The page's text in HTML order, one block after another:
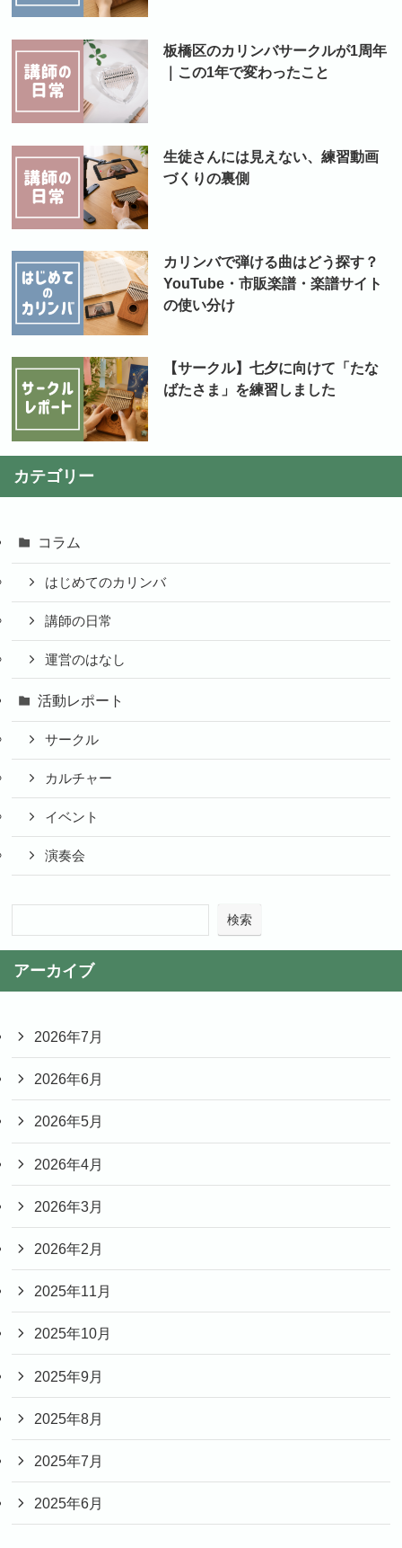
板橋区のカリンバサークルが1周年
｜この1年で変わったこと
生徒さんには見えない、練習動画
づくりの裏側
カリンバで弾ける曲はどう探す？
YouTube・市販楽譜・楽譜サイト
の使い分け
【サークル】七夕に向けて「たな
ばたさま」を練習しました
カテゴリー
コラム
はじめてのカリンバ
講師の日常
運営のはなし
活動レポート
サークル
カルチャー
イベント
演奏会
検索
アーカイブ
2026年7月
2026年6月
2026年5月
2026年4月
2026年3月
2026年2月
2025年11月
2025年10月
2025年9月
2025年8月
2025年7月
2025年6月